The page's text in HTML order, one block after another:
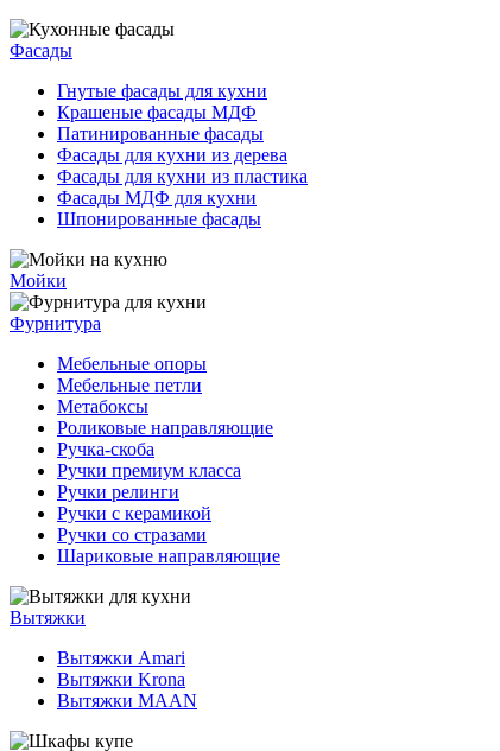
Фасады
Гнутые фасады для кухни
Крашеные фасады МДФ
Патинированные фасады
Фасады для кухни из дерева
Фасады для кухни из пластика
Фасады МДФ для кухни
Шпонированные фасады
Мойки
Фурнитура
Мебельные опоры
Мебельные петли
Метабоксы
Роликовые направляющие
Ручка-скоба
Ручки премиум класса
Ручки релинги
Ручки с керамикой
Ручки со стразами
Шариковые направляющие
Вытяжки
Вытяжки Amari
Вытяжки Krona
Вытяжки MAAN